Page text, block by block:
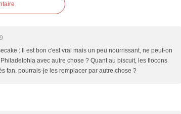
: Il est bon c'est vrai mais un peu nourrissant, ne peut-on
avec autre chose ? Quant au biscuit, les flocons
fan, pourrais-je les remplacer par autre chose ?